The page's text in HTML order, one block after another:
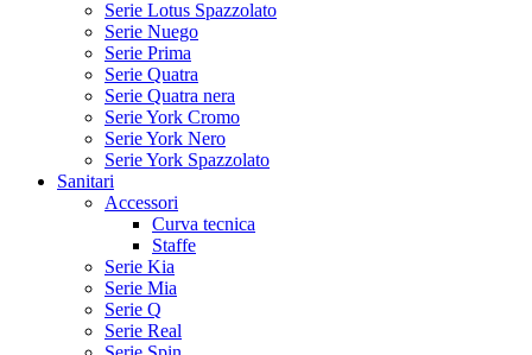
Serie Lotus Spazzolato
Serie Nuego
Serie Prima
Serie Quatra
Serie Quatra nera
Serie York Cromo
Serie York Nero
Serie York Spazzolato
Sanitari
Accessori
Curva tecnica
Staffe
Serie Kia
Serie Mia
Serie Q
Serie Real